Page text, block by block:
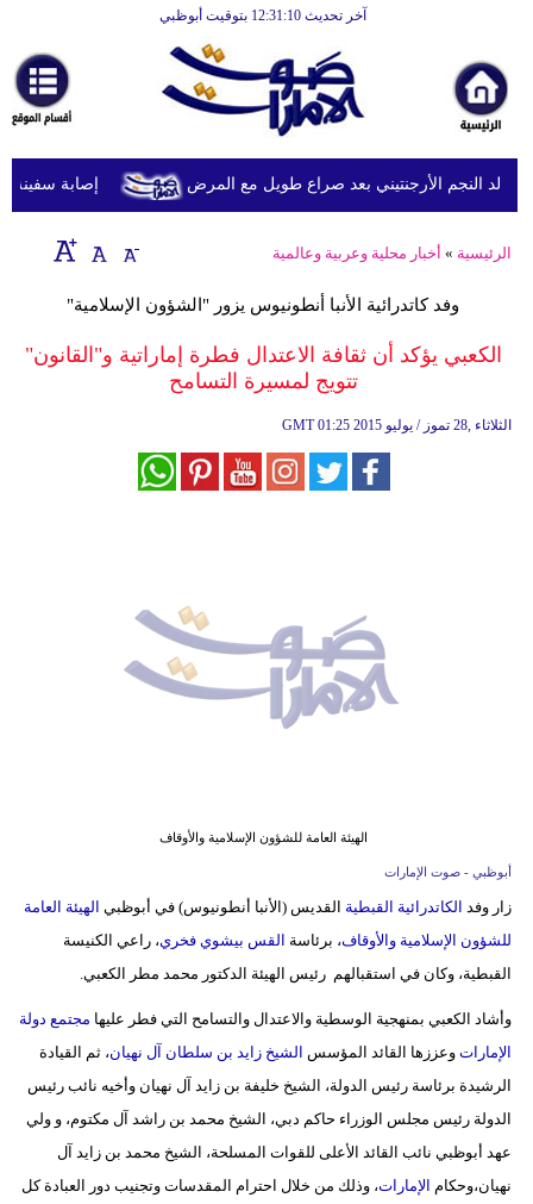
آخر تحديث 12:31:10 بتوقيت أبوظبي
أخبارعاجلة
رياضة
ثقافة
إقتصاد
أزياء
وتكنولوجيا
بيئة
مدوَّنات
أبراج
فيديو
إصابة سفينة النجم الأرجنتيني بعد صراع طويل مع المرض
الرئيسية » أخبار محلية وعربية وعالمية
وفد كاتدرائية الأنبا أنطونيوس يزور "الشؤون الإسلامية"
الكعبي يؤكد أن ثقافة الاعتدال فطرة إماراتية و"القانون"
تتويج لمسيرة التسامح
GMT 01:25 2015 الثلاثاء ,28 تموز / يوليو
الهيئة العامة للشؤون الإسلامية والأوقاف
أبوظبي - صوت الإمارات
زار وفد الكاتدرائية القبطية القديس (الأنبا أنطونيوس) في أبوظبي الهيئة العامة
للشؤون الإسلامية والأوقاف، برئاسة القس بيشوي فخري، راعي الكنيسة
القبطية، وكان في استقبالهم رئيس الهيئة الدكتور محمد مطر الكعبي.
وأشاد الكعبي بمنهجية الوسطية والاعتدال والتسامح التي فطر عليها مجتمع دولة
الإمارات وعززها القائد المؤسس الشيخ زايد بن سلطان آل نهيان، ثم القيادة
الرشيدة برئاسة رئيس الدولة، الشيخ خليفة بن زايد آل نهيان وأخيه نائب رئيس
الدولة رئيس مجلس الوزراء حاكم دبي، الشيخ محمد بن راشد آل مكتوم، و ولي
عهد أبوظبي نائب القائد الأعلى للقوات المسلحة، الشيخ محمد بن زايد آل
نهيان،وحكام الإمارات، وذلك من خلال احترام المقدسات وتجنيب دور العبادة كل